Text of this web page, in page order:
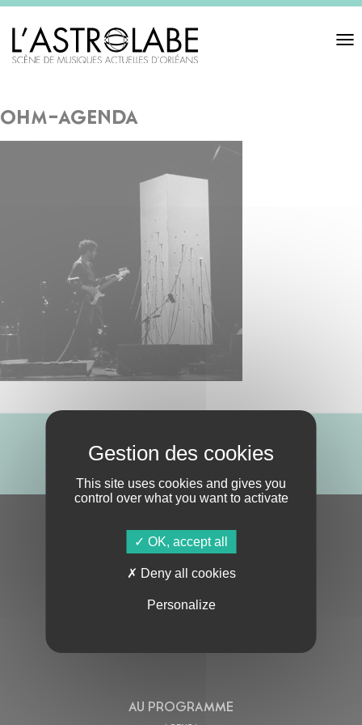
Toggle
ohm-agenda
ABONNE-TOI !
S'ABONNER À LA NEWSLETTER
AU PROGRAMME
This site uses cookies and gives you
control over what you want to activate
OK, accept all
Deny all cookies
Personalize